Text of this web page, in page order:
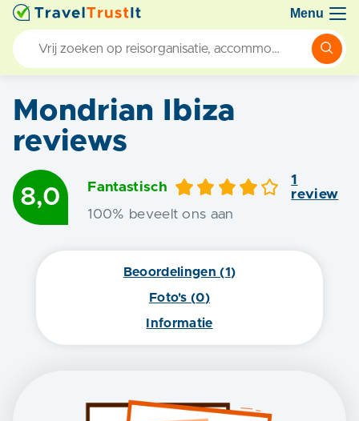
Menu
Mondrian Ibiza
reviews
8,0 Fantastisch
1
review
100% beveelt ons aan
Beoordelingen (1)
Foto's (0)
Informatie